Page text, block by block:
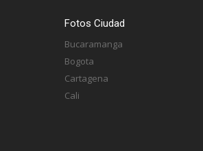
Fotos Ciudad
Bucaramanga
Bogota
Cartagena
Cali